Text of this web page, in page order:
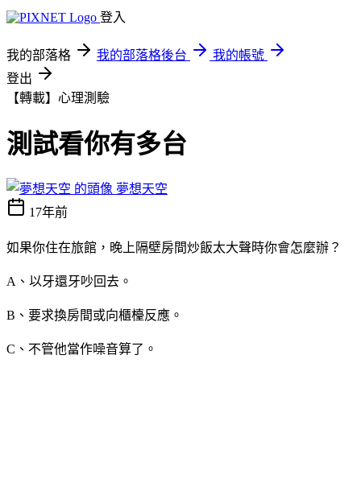
登入
我的部落格 我的部落格後台
我的帳號
登出
【轉載】心理測驗
測試看你有多台
夢想天空
17年前
如果你住在旅館，晚上隔壁房間炒飯太大聲時你會怎麼辦？
A、以牙還牙吵回去。
B、要求換房間或向櫃檯反應。
C、不管他當作噪音算了。